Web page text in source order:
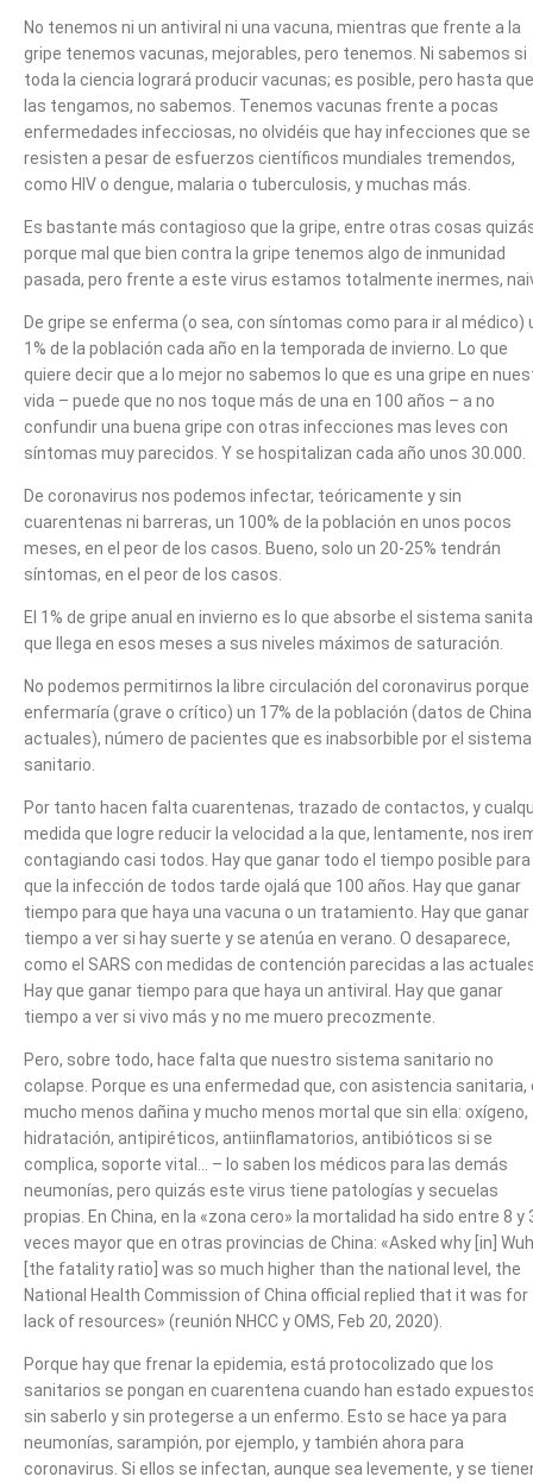
No tenemos ni un antiviral ni una vacuna, mientras que frente a la
gripe tenemos vacunas, mejorables, pero tenemos. Ni sabemos si
toda la ciencia logrará producir vacunas; es posible, pero hasta
las tengamos, no sabemos. Tenemos vacunas frente a pocas
enfermedades infecciosas, no olvidéis que hay infecciones que se
resisten a pesar de esfuerzos científicos mundiales tremendos,
como HIV o dengue, malaria o tuberculosis, y muchas más.
Es bastante más contagioso que la gripe, entre otras cosas
porque mal que bien contra la gripe tenemos algo de inmunidad
pasada, pero frente a este virus estamos totalmente inermes,
De gripe se enferma (o sea, con síntomas como para ir al médico)
1% de la población cada año en la temporada de invierno. Lo que
quiere decir que a lo mejor no sabemos lo que es una gripe en
vida – puede que no nos toque más de una en 100 años – a no
confundir una buena gripe con otras infecciones mas leves con
síntomas muy parecidos. Y se hospitalizan cada año unos 30.000.
De coronavirus nos podemos infectar, teóricamente y sin
cuarentenas ni barreras, un 100% de la población en unos pocos
meses, en el peor de los casos. Bueno, solo un 20-25% tendrán
síntomas, en el peor de los casos.
El 1% de gripe anual en invierno es lo que absorbe el sistema
que llega en esos meses a sus niveles máximos de saturación.
No podemos permitirnos la libre circulación del coronavirus porque
enfermaría (grave o crítico) un 17% de la población (datos de China
actuales), número de pacientes que es inabsorbible por el sistema
sanitario.
Por tanto hacen falta cuarentenas, trazado de contactos, y
medida que logre reducir la velocidad a la que, lentamente, nos
contagiando casi todos. Hay que ganar todo el tiempo posible para
que la infección de todos tarde ojalá que 100 años. Hay que ganar
tiempo para que haya una vacuna o un tratamiento. Hay que ganar
tiempo a ver si hay suerte y se atenúa en verano. O desaparece,
como el SARS con medidas de contención parecidas a las
Hay que ganar tiempo para que haya un antiviral. Hay que ganar
tiempo a ver si vivo más y no me muero precozmente.
Pero, sobre todo, hace falta que nuestro sistema sanitario no
colapse. Porque es una enfermedad que, con asistencia sanitaria,
mucho menos dañina y mucho menos mortal que sin ella: oxígeno,
hidratación, antipiréticos, antiinflamatorios, antibióticos si se
complica, soporte vital… – lo saben los médicos para las demás
neumonías, pero quizás este virus tiene patologías y secuelas
propias. En China, en la «zona cero» la mortalidad ha sido entre 8 y
veces mayor que en otras provincias de China: «Asked why [in]
[the fatality ratio] was so much higher than the national level, the
National Health Commission of China official replied that it was for
lack of resources» (reunión NHCC y OMS, Feb 20, 2020).
Porque hay que frenar la epidemia, está protocolizado que los
sanitarios se pongan en cuarentena cuando han estado
sin saberlo y sin protegerse a un enfermo. Esto se hace ya para
neumonías, sarampión, por ejemplo, y también ahora para
coronavirus. Si ellos se infectan, aunque sea levemente, y se